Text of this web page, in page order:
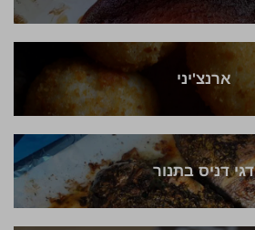
ארנצ'יני
דגי דניס בתנור